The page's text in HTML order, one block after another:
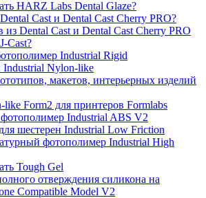
HARZ Labs Dental Glaze?
Cast и Dental Cast Cherry PRO?
из Dental Cast и Dental Cast Cherry PRO
Cast?
Industrial Rigid
Nylon-like
макетов, интерьерных изделий
Form2 для принтеров Formlabs
Industrial ABS V2
шестерен Industrial Low Friction
фотополимер Industrial High
Tough Gel
отверждения силикона на
Compatible Model V2